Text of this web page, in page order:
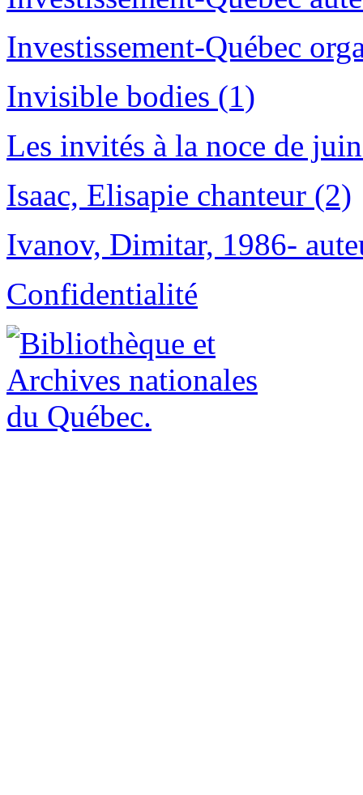
Investissement-Québec
Invisible bodies (1)
Les invités à la noce de
Isaac, Elisapie chanteur (2)
Ivanov, Dimitar, 1986-
Confidentialité